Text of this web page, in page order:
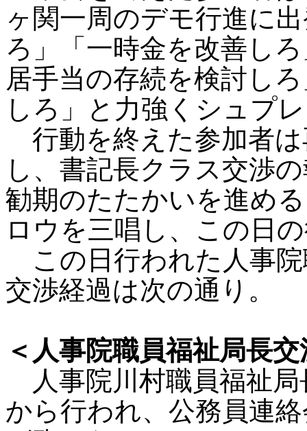
ヶ関一周のデモ行進に
ろ」「一時金を改善し
居手当の存続を検討し
しろ」と力強くシュプ
行動を終えた参加者は
し、書記長クラス交渉
勧期のたたかいを進め
ロウを三唱し、この日
この日行われた人事院
交渉経過は次の通り。
＜人事院職員福祉局長
人事院川村職員福祉局
から行われ、公務員連